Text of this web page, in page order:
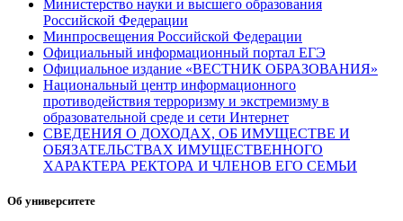
Министерство науки и высшего образования
Российской Федерации
Минпросвещения Российской Федерации
Официальный информационный портал ЕГЭ
Официальное издание «ВЕСТНИК ОБРАЗОВАНИЯ»
Национальный центр информационного
противодействия терроризму и экстремизму в
образовательной среде и сети Интернет
СВЕДЕНИЯ О ДОХОДАХ, ОБ ИМУЩЕСТВЕ И
ОБЯЗАТЕЛЬСТВАХ ИМУЩЕСТВЕННОГО
ХАРАКТЕРА РЕКТОРА И ЧЛЕНОВ ЕГО СЕМЬИ
Об университете